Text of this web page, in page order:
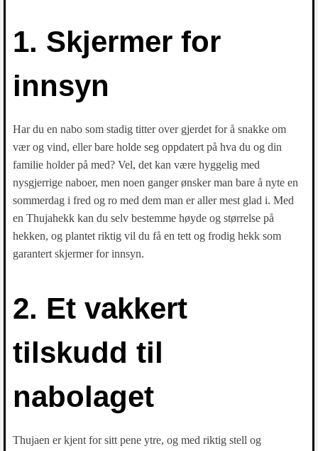
1. Skjermer for
innsyn
Har du en nabo som stadig titter over gjerdet for å snakke om
vær og vind, eller bare holde seg oppdatert på hva du og din
familie holder på med? Vel, det kan være hyggelig med
nysgjerrige naboer, men noen ganger ønsker man bare å nyte en
sommerdag i fred og ro med dem man er aller mest glad i. Med
en Thujahekk kan du selv bestemme høyde og størrelse på
hekken, og plantet riktig vil du få en tett og frodig hekk som
garantert skjermer for innsyn.
2. Et vakkert
tilskudd til
nabolaget
Thujaen er kjent for sitt pene ytre, og med riktig stell og